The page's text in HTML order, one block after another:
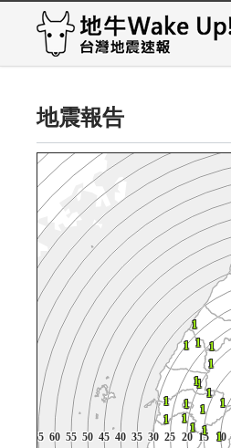
地震報告
10
10
10
10
10
10
10
10
10
10
15
15
15
15
15
15
15
15
15
15
20
20
20
20
20
20
20
20
20
20
25
25
25
25
25
25
25
25
25
25
30
30
30
30
30
30
30
30
30
30
35
35
35
35
35
35
35
35
35
35
40
40
40
40
40
40
40
40
40
40
45
45
45
45
45
45
45
45
45
45
50
50
50
50
50
50
50
50
50
50
55
55
55
55
55
55
55
55
55
55
60
60
60
60
60
60
60
60
60
60
65
65
65
65
65
65
65
65
65
65
1
1
1
1
1
1
1
1
1
1
1
1
1
1
1
1
1
1
1
1
1
1
1
1
1
1
1
1
1
1
1
11
11
1
11
1
1
1
1
1
1
1
1
1
1
1
1
11
1
1
1
1
1
1
1
1
1
11
1
1
1
1
1
1
1
1
1
1
1
1
1
1
1
1
1
1
11
1
1
1
1
1
1
1
1
1
1
1
1
1
1
1
1
1
111
11
1
1
1
1
1
111
11
1
1
1
1
1
1
1
1
1
1
1
1
1
1
1
1
1
1
1
1
1
1
1
1
1
1
1
1
11
1
11
1
1
1
11
1
1
1
1
1
1
1
1
111
1
1
1
1
1
1